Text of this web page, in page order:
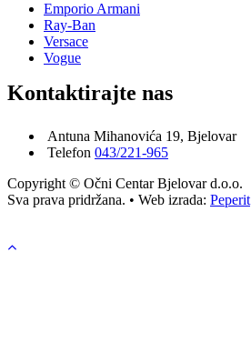
Emporio Armani
Ray-Ban
Versace
Vogue
Kontaktirajte nas
Antuna Mihanovića 19, Bjelovar
Telefon 043/221-965
Copyright © Očni Centar Bjelovar d.o.o.
Sva prava pridržana. • Web izrada: Peperit